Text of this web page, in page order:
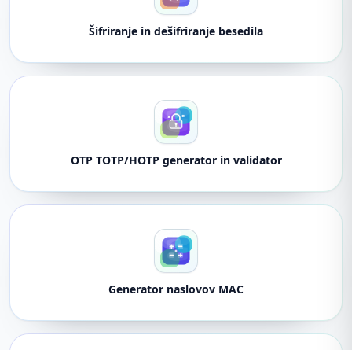
Šifriranje in dešifriranje besedila
OTP TOTP/HOTP generator in validator
Generator naslovov MAC